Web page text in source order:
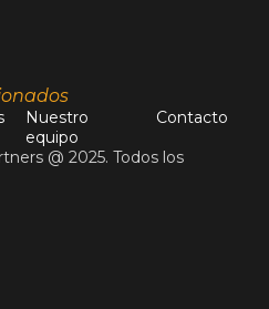
Nuestro
equipo
Contacto
@ 2025. Todos los